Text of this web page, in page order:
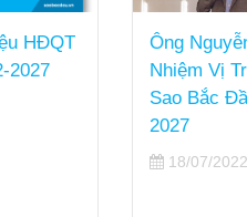
Ông Nguyễn Đức Quang
Nhiệm Vị Trí Chủ Tịch HĐQT
Sao Bắc Đầu Nhiệm Kỳ